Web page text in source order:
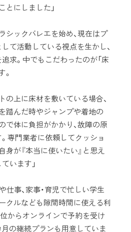
とにしました」
ックバレエを始め、現在はプ
て活動している視点を生かし、
求。中でもこだわったのが「床
。
の上に床材を敷いている場合、
踏んだ時やジャンプや着地の
で体に負担がかかり、故障の原
専門業者に依頼してクッショ
身が『本当に使いたい』と思え
います」
仕事、家事・育児で忙しい学生
クルなども隙間時間に使える利
からオンラインで予約を受け
月の継続プランも用意していま